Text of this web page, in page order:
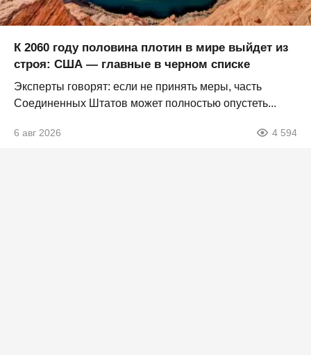
К 2060 году половина плотин в мире выйдет из
строя: США — главные в черном списке
Эксперты говорят: если не принять меры, часть
Соединенных Штатов может полностью опустеть...
6 авг 2026 4 594